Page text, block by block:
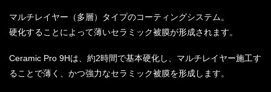
マルチレイヤー（多層）タイプのコーティングシステム。
硬化することによって薄いセラミック被膜が形成されます。
Ceramic Pro 9Hは、約2時間で基本硬化し、マルチレイヤー施工す
ることで薄く、かつ強力なセラミック被膜を形成します。